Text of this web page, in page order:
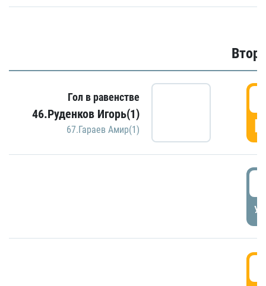
Гол в равенстве
46.Руденков Игорь(1)
67.Гараев Амир(1)